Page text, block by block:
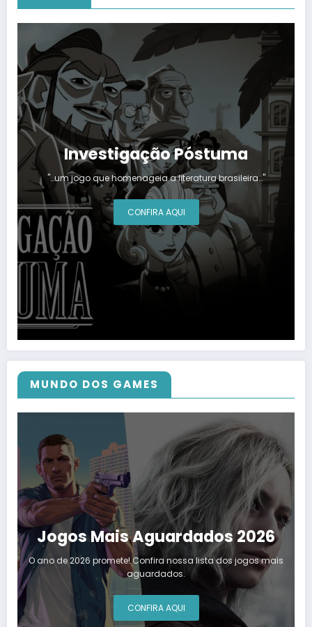
Investigação Póstuma
"…um jogo que homenageia a literatura brasileira…"
CONFIRA AQUI
MUNDO DOS GAMES
Jogos Mais Aguardados 2026
O ano de 2026 promete! Confira nossa lista dos jogos mais
aguardados.
CONFIRA AQUI